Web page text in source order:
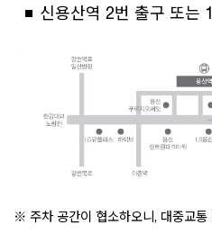
신용산역 2번 출구 또는
※ 주차 공간이 협소하오니, 대중교통